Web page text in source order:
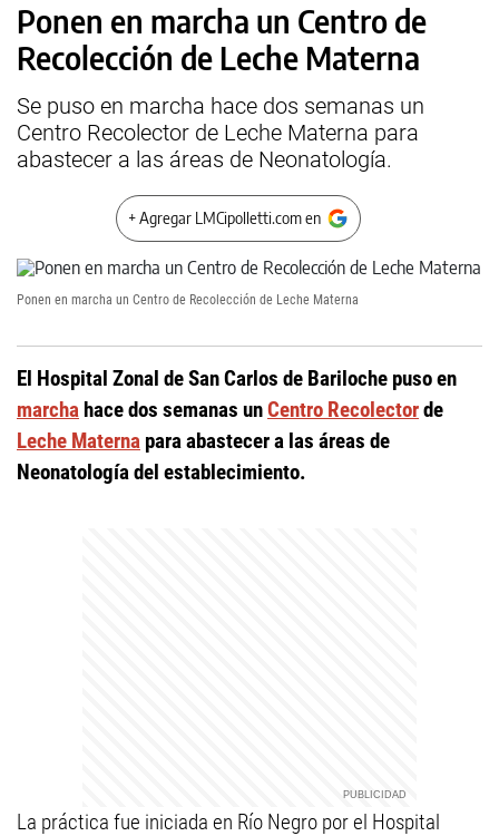
Ponen en marcha un Centro de
Recolección de Leche Materna
Se puso en marcha hace dos semanas un
Centro Recolector de Leche Materna para
abastecer a las áreas de Neonatología.
+ Agregar LMCipolletti.com en
Ponen en marcha un Centro de Recolección de Leche Materna
El Hospital Zonal de San Carlos de Bariloche puso en
marchahace dos semanas unCentro Recolectorde
Leche Materna para abastecer a las áreas de
Neonatología del establecimiento.
La práctica fue iniciada en Río Negro por el Hospital